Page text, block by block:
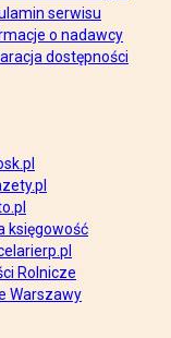
serwisu
o nadawcy
dostępności
księgowość
Rolnicze
Warszawy